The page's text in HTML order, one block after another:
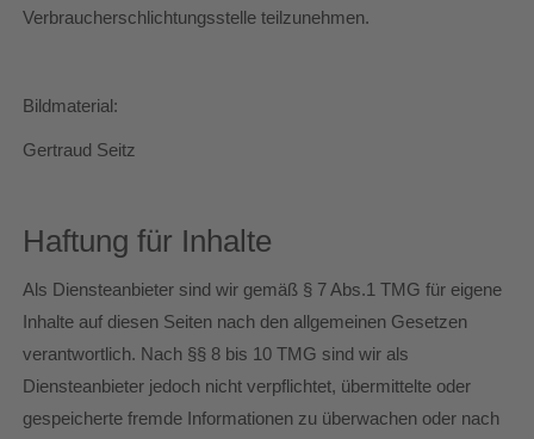
Verbraucherschlichtungsstelle teilzunehmen.
Bildmaterial:
Gertraud Seitz
Haftung für Inhalte
Als Diensteanbieter sind wir gemäß § 7 Abs.1 TMG für eigene
Inhalte auf diesen Seiten nach den allgemeinen Gesetzen
verantwortlich. Nach §§ 8 bis 10 TMG sind wir als
Diensteanbieter jedoch nicht verpflichtet, übermittelte oder
gespeicherte fremde Informationen zu überwachen oder nach